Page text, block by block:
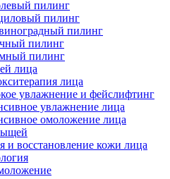
пилинг
пилинг
пилинг
пилинг
пилинг
лица
лица
увлажнение и фейслифтинг
увлажнение лица
омоложение лица
и восстановление кожи лица